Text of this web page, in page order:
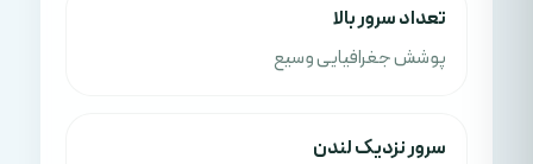
تعداد سرور بالا
پوشش جغرافیایی وسیع
سرور نزدیک لندن